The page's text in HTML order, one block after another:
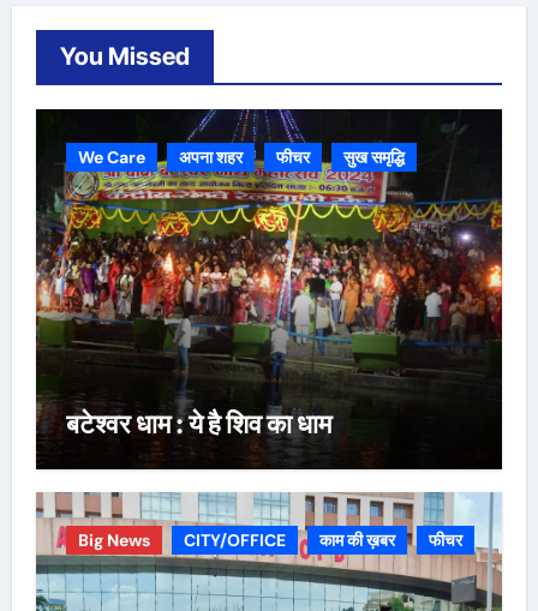
You Missed
We Care अपना शहर फीचर सुख समृद्धि
बटेश्वर धाम : ये है शिव का धाम
Big News CITY/OFFICE काम की ख़बर फीचर